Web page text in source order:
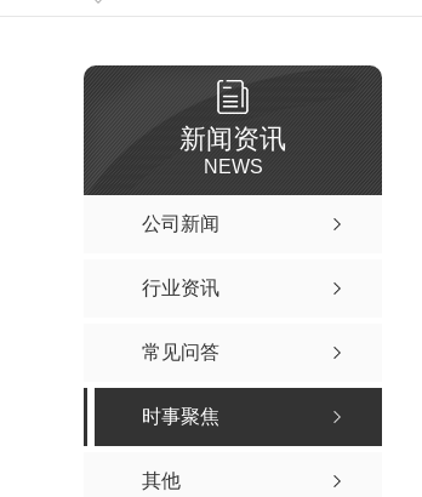
新闻资讯
NEWS
公司新闻
行业资讯
常见问答
时事聚焦
其他